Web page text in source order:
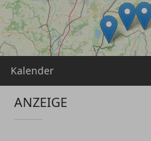
Kalender
ANZEIGE